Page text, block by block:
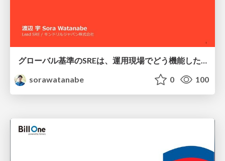
グローバル基準のSREは、運用現場でどう機能したか：成熟度アセスメントの実践 ／ SRE NEXT 2026
sorawatanabe
0 100